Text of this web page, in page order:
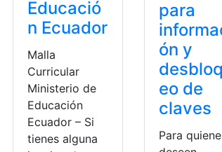
Educació
n Ecuador
Malla
Curricular
Ministerio de
Educación
Ecuador – Si
tienes alguna
para
ón y
eo de
claves
Para